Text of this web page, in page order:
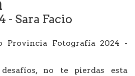
- Sara Facio
Provincia Fotografía 2024 -
no te pierdas esta